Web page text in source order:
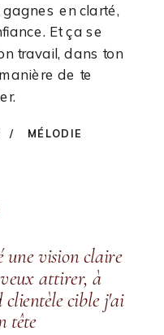
en clarté,
Et ça se
travail, dans ton
de te
une vision claire
attirer, à
clientèle cible j'ai
tête
/ MÉLODIE